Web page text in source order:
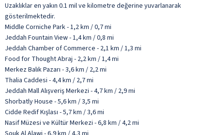
Uzaklıklar en yakın 0.1 mil ve kilometre değerine yuvarlanarak
gösterilmektedir.
Middle Corniche Park - 1,2 km / 0,7 mi
Jeddah Fountain View - 1,4 km / 0,8 mi
Jeddah Chamber of Commerce - 2,1 km / 1,3 mi
Food for Thought Abraj - 2,2 km / 1,4 mi
Merkez Balık Pazarı - 3,6 km / 2,2 mi
Thalia Caddesi - 4,4 km / 2,7 mi
Jeddah Mall Alışveriş Merkezi - 4,7 km / 2,9 mi
Shorbatly House - 5,6 km / 3,5 mi
Cidde Redif Kışlası - 5,7 km / 3,6 mi
Nasif Müzesi ve Kültür Merkezi - 6,8 km / 4,2 mi